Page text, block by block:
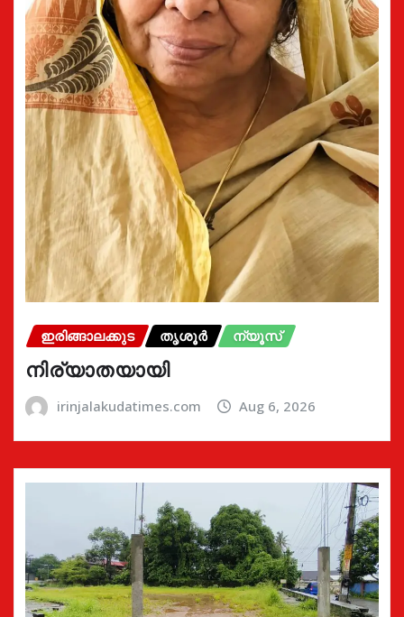
ഇരിങ്ങാലക്കുട തൃശൂർ ന്യൂസ്
നിര്യാതയായി
irinjalakudatimes.com Aug 6, 2026